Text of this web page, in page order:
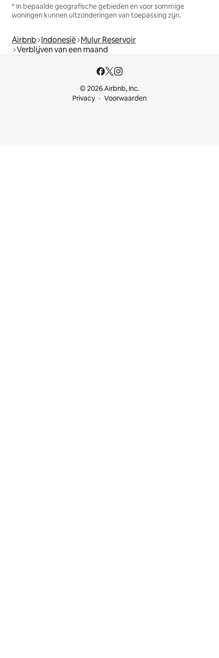
* In bepaalde geografische gebieden en voor sommige
woningen kunnen uitzonderingen van toepassing zijn.
Airbnb Indonesië Mulur Reservoir
Verblijven van een maand
© 2026 Airbnb, Inc.
Privacy
Voorwaarden